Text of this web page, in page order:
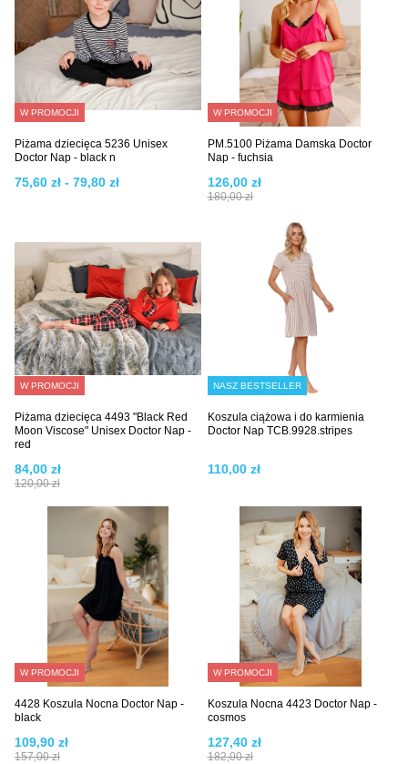
W PROMOCJI
Piżama dziecięca 5236 Unisex
Doctor Nap - black n
75,60 zł - 79,80 zł
W PROMOCJI
PM.5100 Piżama Damska Doctor
Nap - fuchsia
180,00 zł
126,00 zł
W PROMOCJI
Piżama dziecięca 4493 "Black Red
Moon Viscose" Unisex Doctor Nap -
red
120,00 zł
84,00 zł
NASZ BESTSELLER
Koszula ciążowa i do karmienia
Doctor Nap TCB.9928.stripes
110,00 zł
W PROMOCJI
4428 Koszula Nocna Doctor Nap -
black
157,00 zł
109,90 zł
W PROMOCJI
Koszula Nocna 4423 Doctor Nap -
cosmos
182,00 zł
127,40 zł